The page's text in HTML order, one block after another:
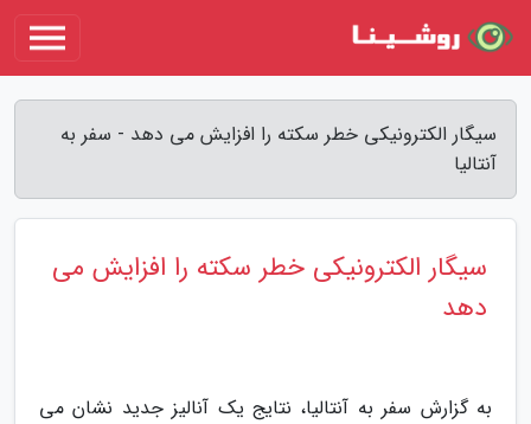
سیگار الکترونیکی خطر سکته را افزایش می دهد - سفر به
آنتالیا
سیگار الکترونیکی خطر سکته را افزایش می
دهد
به گزارش سفر به آنتالیا، نتایج یک آنالیز جدید نشان می